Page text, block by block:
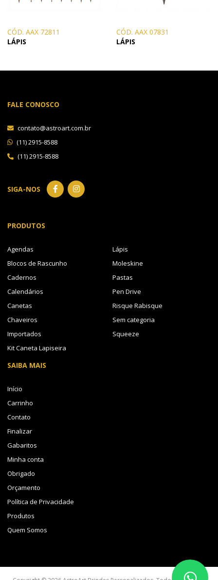
CÓD. AAX 72811
LÁPIS
CÓD. AAX 07831
LÁPIS
FALE CONOSCO
contato@astroart.com.br
(11) 2915-8588
(11) 2915-8588
SIGA-NOS
PRODUTOS
Agendas
Blocos de Rascunho
Cadernos
Calendários
Canetas
Chaveiros
Importados
Kit Caneta Lapiseira
Lápis
Moleskine
Pastas
Pen Drive
Risque Rabisque
Sem categoria
Squeeze
SAIBA MAIS
Início
Carrinho
Contato
Finalizar
Gabaritos
Minha conta
Obrigado
Orçamento
Política de Privacidade
Produtos
Quem Somos